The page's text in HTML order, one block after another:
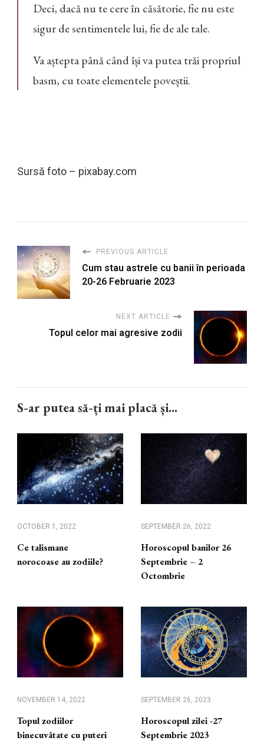
Deci, dacă nu te cere în căsătorie, fie nu este
sigur de sentimentele lui, fie de ale tale.
Va aștepta până când își va putea trăi propriul
basm, cu toate elementele poveștii.
Sursă foto – pixabay.com
PREVIOUS ARTICLE
Cum stau astrele cu banii în perioada
20-26 Februarie 2023
NEXT ARTICLE
Topul celor mai agresive zodii
S-ar putea să-ți mai placă și...
OCTOBER 1, 2022
Ce talismane
norocoase au zodiile?
SEPTEMBER 26, 2022
Horoscopul banilor 26
Septembrie – 2
Octombrie
NOVEMBER 14, 2022
Topul zodiilor
binecuvâtate cu puteri
SEPTEMBER 26, 2023
Horoscopul zilei -27
Septembrie 2023